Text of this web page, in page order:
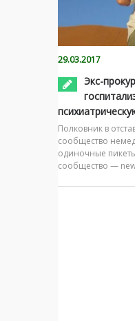
29.03.2017
Экс-
Полковник в
сообщество
одиночные
сообщество —